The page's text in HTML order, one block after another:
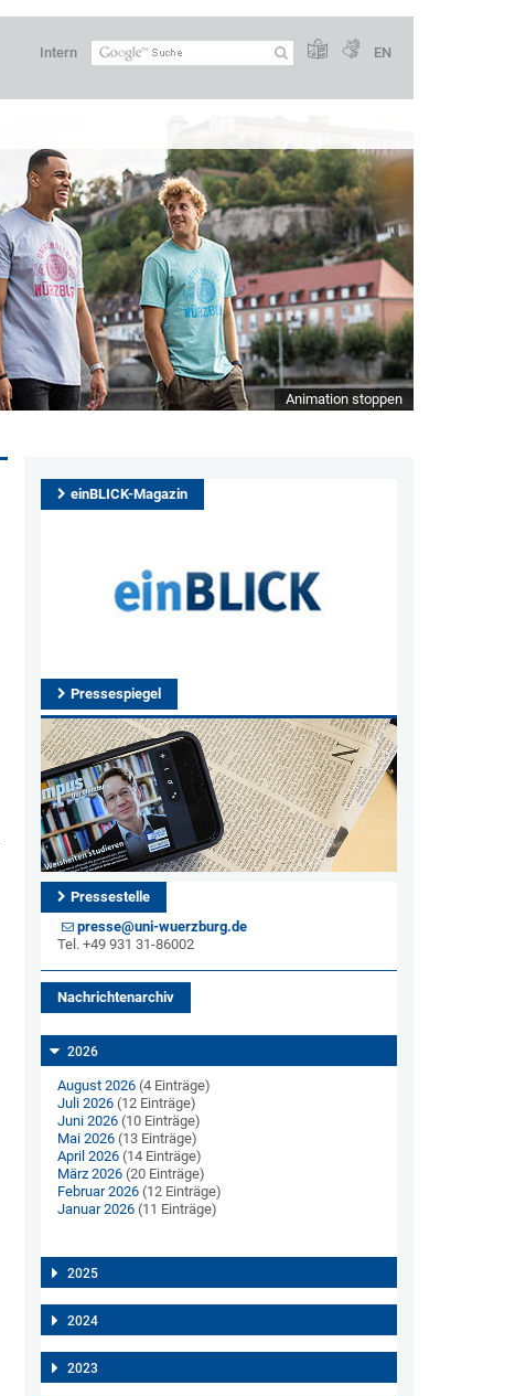
Intern EN
Animation stoppen
einBLICK-Magazin
Pressespiegel
Pressestelle
presse@uni-wuerzburg.de
Tel. +49 931 31-86002
Nachrichtenarchiv
2026
August 2026(4 Einträge)
Juli 2026(12 Einträge)
Juni 2026(10 Einträge)
Mai 2026(13 Einträge)
April 2026(14 Einträge)
März 2026(20 Einträge)
Februar 2026(12 Einträge)
Januar 2026(11 Einträge)
2025
2024
2023